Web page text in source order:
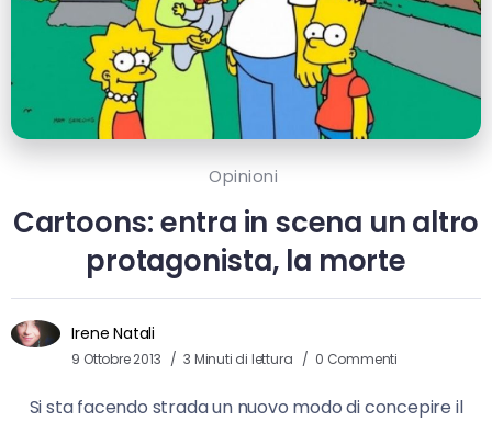
Opinioni
Cartoons: entra in scena un altro
protagonista, la morte
Irene Natali
9 Ottobre 2013 3 Minuti di lettura 0 Commenti
Si sta facendo strada un nuovo modo di concepire il